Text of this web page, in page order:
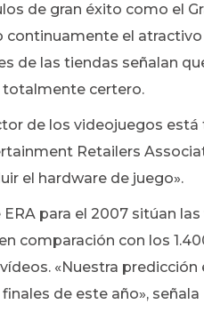
de gran éxito como el
el atractivo
de las tiendas señalan
certero.
de los videojuegos
Retailers
el hardware de juego».
para el 2007 sitúan
comparación con los
«Nuestra
de este año»,